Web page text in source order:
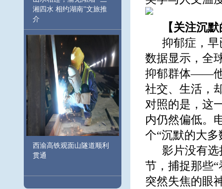
湘四水 相约湖南”文旅推
介
西渝高铁观面山隧道顺利
贯通
【关注沉
抑郁症，
数据显示，全
抑郁群体——他
社交、生活，
对照的是，这
内仍然偏低。
个“沉默的大
影片没有
节，捕捉那些
突然失焦的眼